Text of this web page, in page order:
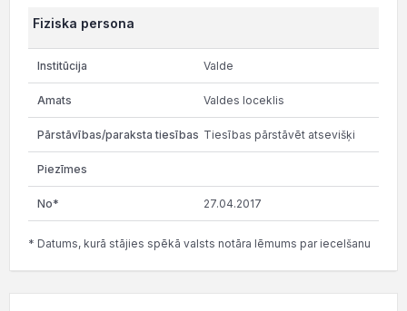
Fiziska persona
Valde
Valdes loceklis
Tiesības pārstāvēt atsevišķi
27.04.2017
* Datums, kurā stājies spēkā valsts notāra lēmums par iecelšanu